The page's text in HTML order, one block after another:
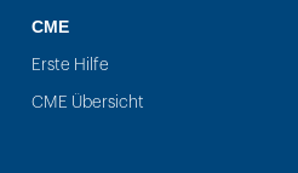
CME
Erste Hilfe
CME Übersicht